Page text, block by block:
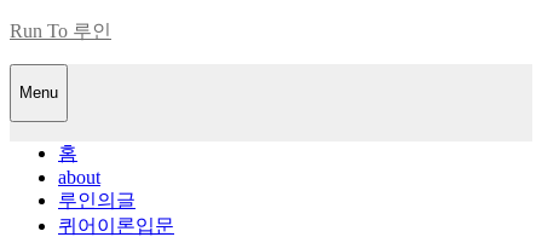
Skip
content
Run To 루인
Menu
홈
about
루인의글
퀴어이론입문